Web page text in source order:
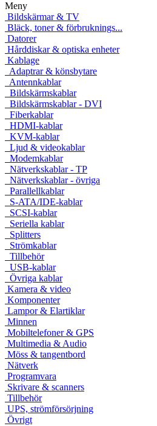
Meny
Bildskärmar & TV
Bläck, toner & förbruknings...
Datorer
Hårddiskar & optiska enheter
Kablage
Adaptrar & könsbytare
Antennkablar
Bildskärmskablar
Bildskärmskablar - DVI
Fiberkablar
HDMI-kablar
KVM-kablar
Ljud & videokablar
Modemkablar
Nätverkskablar - TP
Nätverkskablar - övriga
Parallellkablar
S-ATA/IDE-kablar
SCSI-kablar
Seriella kablar
Splitters
Strömkablar
Tillbehör
USB-kablar
Övriga kablar
Kamera & video
Komponenter
Lampor & Elartiklar
Minnen
Mobiltelefoner & GPS
Multimedia & Audio
Möss & tangentbord
Nätverk
Programvara
Skrivare & scanners
Tillbehör
UPS, strömförsörjning
Övrigt